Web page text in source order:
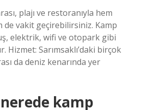
plajı ve restoranıyla hem
de vakit geçirebilirsiniz. Kamp
elektrik, wifi ve otopark gibi
Hizmet: Sarımsaklı’daki birçok
da deniz kenarında yer
kamp